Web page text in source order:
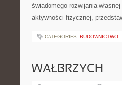
świadomego rozwijania
aktywności fizycznej,
CATEGORIES: BUDOWNICTWO
WAŁBRZYCH